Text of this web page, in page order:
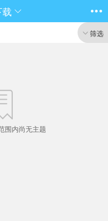
筛选
围内尚无主题